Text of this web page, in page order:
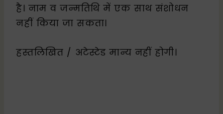
है। नाम व जन्मतिथि में एक साथ संशोधन
नहीं किया जा सकता।
हस्तलिखित / अटेस्टेड मान्य नहीं होगी।